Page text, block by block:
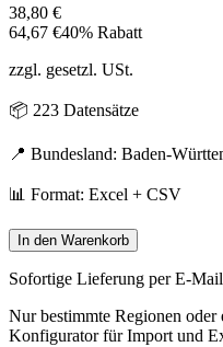
38,80 €
64,67 €40% Rabatt
zzgl. gesetzl. USt.
📦 223 Datensätze
📍 Bundesland: Baden-
📊 Format: Excel + CSV
In den Warenkorb
Sofortige Lieferung per E-
Nur bestimmte Regionen
Konfigurator fürImport und